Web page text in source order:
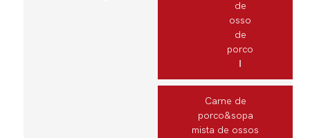
de
osso
de
porco
Ⅰ
Carne de
porco&sopa
mista de ossos